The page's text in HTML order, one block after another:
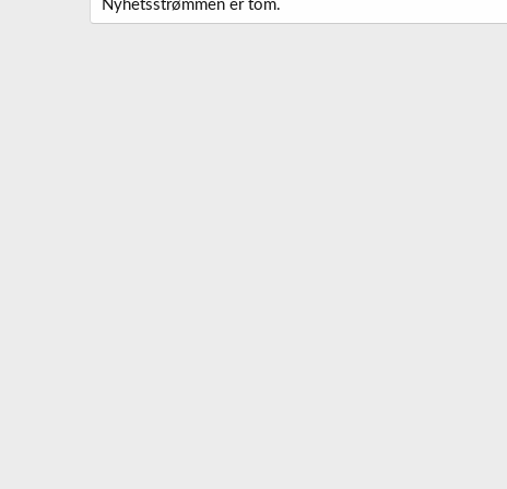
Nyhetsstrømmen er tom.